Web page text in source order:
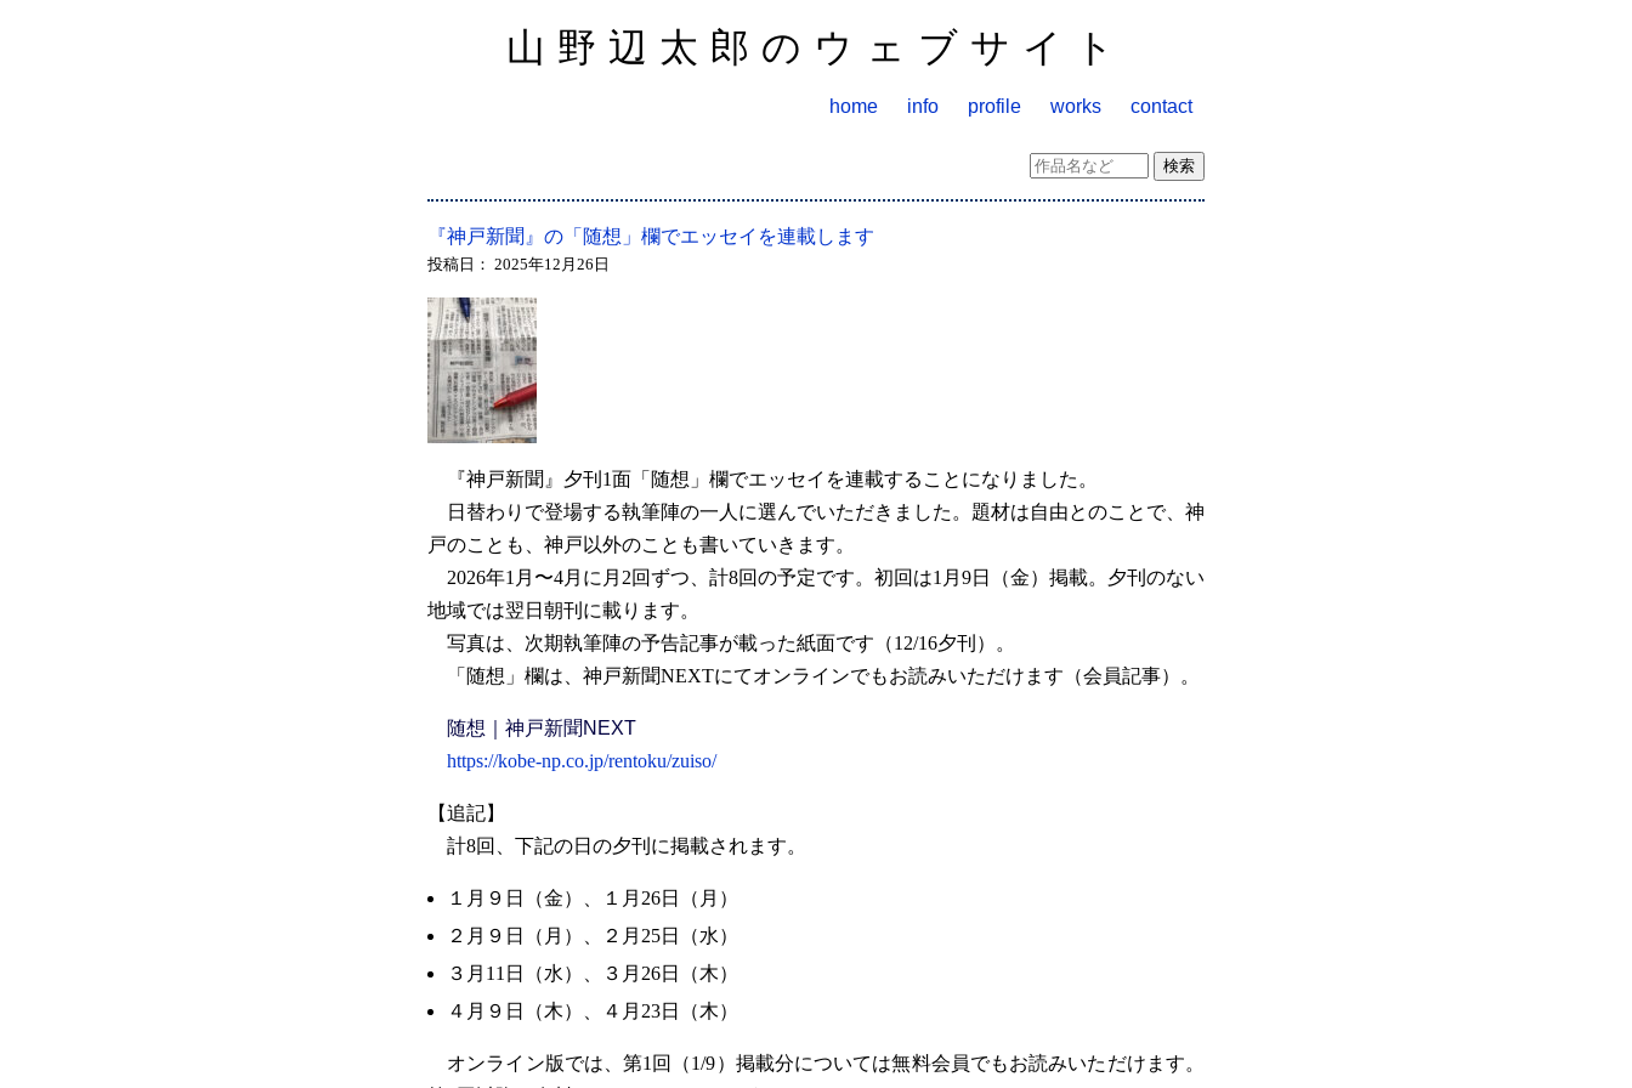
山野辺太郎のウェブサイト
home info profile works contact
『神戸新聞』の「随想」欄でエッセイを連載します
投稿日： 2025年12月26日
『神戸新聞』夕刊1面「随想」欄でエッセイを連載することになりました。
日替わりで登場する執筆陣の一人に選んでいただきました。題材は自由とのことで、神
戸のことも、神戸以外のことも書いていきます。
2026年1月〜4月に月2回ずつ、計8回の予定です。初回は1月9日（金）掲載。夕刊のない
地域では翌日朝刊に載ります。
写真は、次期執筆陣の予告記事が載った紙面です（12/16夕刊）。
「随想」欄は、神戸新聞NEXTにてオンラインでもお読みいただけます（会員記事）。
随想｜神戸新聞NEXT
https://kobe-np.co.jp/rentoku/zuiso/
【追記】
計8回、下記の日の夕刊に掲載されます。
１月９日（金）、１月26日（月）
２月９日（月）、２月25日（水）
３月11日（水）、３月26日（木）
４月９日（木）、４月23日（木）
オンライン版では、第1回（1/9）掲載分については無料会員でもお読みいただけます。